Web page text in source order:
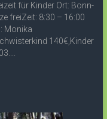
für Kinder Ort: Bonn-
8:30 – 16:00
Monika
140€,Kinder